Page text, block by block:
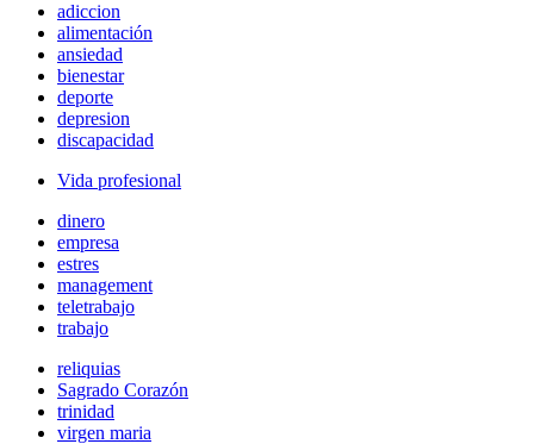
adiccion
alimentación
ansiedad
bienestar
deporte
depresion
discapacidad
Vida profesional
dinero
empresa
estres
management
teletrabajo
trabajo
reliquias
Sagrado Corazón
trinidad
virgen maria